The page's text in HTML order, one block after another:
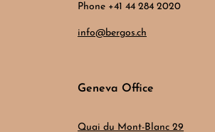
Phone +41 44 284 2020
info@bergos.ch
Geneva Office
Quai du Mont-Blanc 29